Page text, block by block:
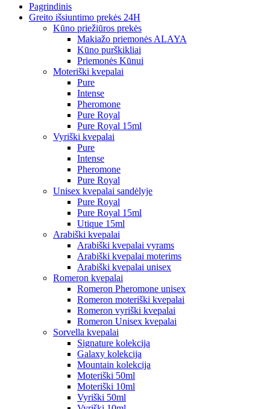
Pagrindinis
Greito išsiuntimo prekės 24H
Kūno priežiūros prekės
Makiažo priemonės ALAYA
Kūno purškikliai
Priemonės Kūnui
Moteriški kvepalai
Pure
Intense
Pheromone
Pure Royal
Pure Royal 15ml
Vyriški kvepalai
Pure
Intense
Pheromone
Pure Royal
Unisex kvepalai sandėlyje
Pure Royal
Pure Royal 15ml
Utique 15ml
Arabiški kvepalai
Arabiški kvepalai vyrams
Arabiški kvepalai moterims
Arabiški kvepalai unisex
Romeron kvepalai
Romeron Pheromone unisex
Romeron moteriški kvepalai
Romeron vyriški kvepalai
Romeron Unisex kvepalai
Sorvella kvepalai
Signature kolekcija
Galaxy kolekcija
Mountain kolekcija
Moteriški 50ml
Moteriški 10ml
Vyriški 50ml